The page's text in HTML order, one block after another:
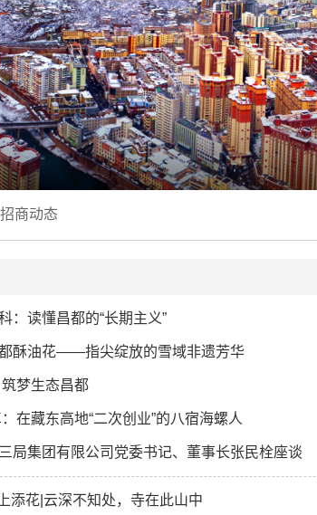
招商动态
：读懂昌都的“长期主义”
酥油花——指尖绽放的雪域非遗芳华
梦生态昌都
在藏东高地“二次创业”的八宿海螺人
局集团有限公司党委书记、董事长张民栓座谈
添花|云深不知处，寺在此山中